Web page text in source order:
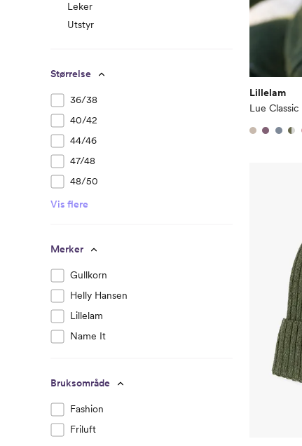
Leker
Utstyr
Størrelse
36/38
40/42
44/46
47/48
48/50
Vis flere
Merker
Gullkorn
Helly Hansen
Lillelam
Name It
Bruksområde
Fashion
Friluft
Lillelam
Lue Classic